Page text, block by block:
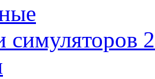
симуляторов